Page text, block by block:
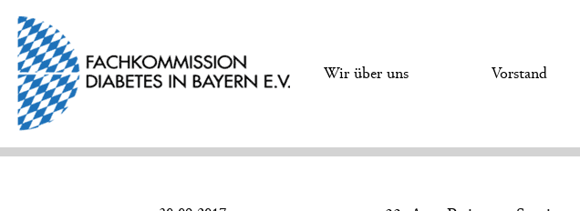
Wir über uns Vorstand